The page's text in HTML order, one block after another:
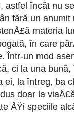
astfel încât nu
fără un anumit
materia
în care
Într-un mod
ci la una
ei, la întreg, ba
doar la
ÅŸi speciile